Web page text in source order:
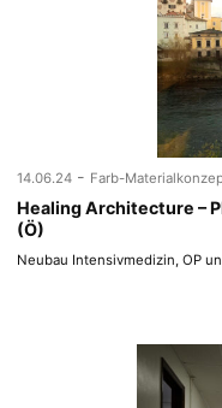
14.06.24 - Farb-
Healing Architecture –
(Ö)
Neubau Intensivmedizin, OP